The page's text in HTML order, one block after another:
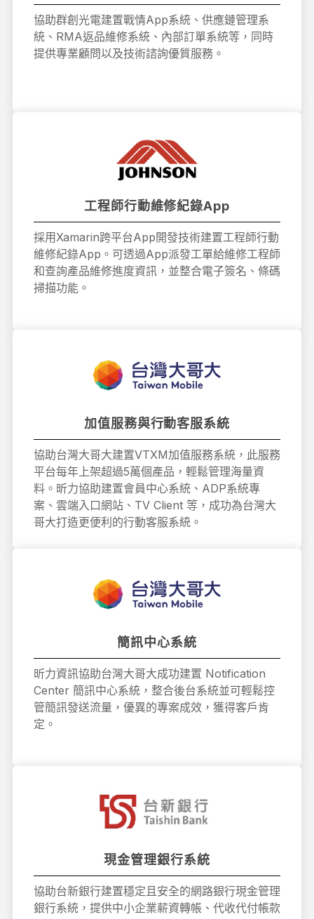
協助群創光電建置戰情App系統、供應鏈管理系
統、RMA返品維修系統、內部訂單系統等，同時
提供專業顧問以及技術諮詢優質服務。
工程師行動維修紀錄App
採用Xamarin跨平台App開發技術建置工程師行動
維修紀錄App。可透過App派發工單給維修工程師
和查詢產品維修進度資訊，並整合電子簽名、條碼
掃描功能。
加值服務與行動客服系統
協助台灣大哥大建置VTXM加值服務系統，此服務
平台每年上架超過5萬個產品，輕鬆管理海量資
料。昕力協助建置會員中心系統、ADP系統專
案、雲端入口網站、TV Client 等，成功為台灣大
哥大打造更便利的行動客服系統。
簡訊中心系統
昕力資訊協助台灣大哥大成功建置 Notification
Center 簡訊中心系統，整合後台系統並可輕鬆控
管簡訊發送流量，優異的專案成效，獲得客戶肯
定。
現金管理銀行系統
協助台新銀行建置穩定且安全的網路銀行現金管理
銀行系統，提供中小企業薪資轉帳、代收代付帳款